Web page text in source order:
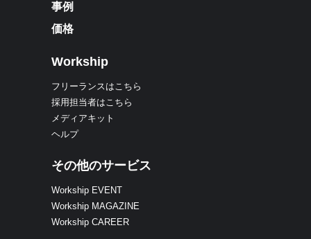
事例
価格
Workship
フリーランスはこちら
採用担当者はこちら
メディアキット
ヘルプ
その他のサービス
Workship EVENT
Workship MAGAZINE
Workship CAREER